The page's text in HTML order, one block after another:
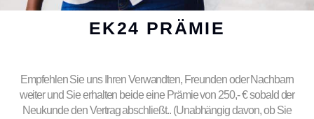
EK24 PRÄMIE
Empfehlen Sie uns Ihren Verwandten, Freunden oder Nachbarn
weiter und Sie erhalten beide eine Prämie von 250,- € sobald der
Neukunde den Vertrag abschließt.. (Unabhängig davon, ob Sie